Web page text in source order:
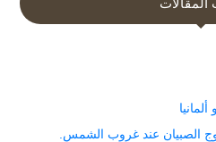
الصبيان عند غروب الشمس.